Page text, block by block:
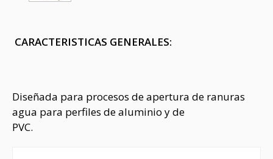
CARACTERISTICAS GENERALES:
Diseñada para procesos de apertura de ranuras
agua para perfiles de aluminio y de
PVC.